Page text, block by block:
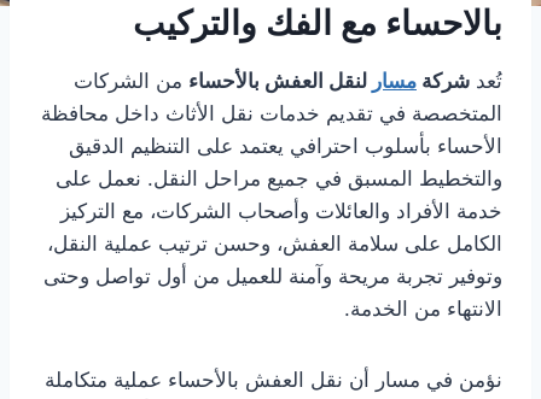
بالاحساء مع الفك والتركيب
تُعد شركة مسار لنقل العفش بالأحساء من الشركات
المتخصصة في تقديم خدمات نقل الأثاث داخل محافظة
الأحساء بأسلوب احترافي يعتمد على التنظيم الدقيق
والتخطيط المسبق في جميع مراحل النقل. نعمل على
خدمة الأفراد والعائلات وأصحاب الشركات، مع التركيز
الكامل على سلامة العفش، وحسن ترتيب عملية النقل،
وتوفير تجربة مريحة وآمنة للعميل من أول تواصل وحتى
الانتهاء من الخدمة.
نؤمن في مسار أن نقل العفش بالأحساء عملية متكاملة